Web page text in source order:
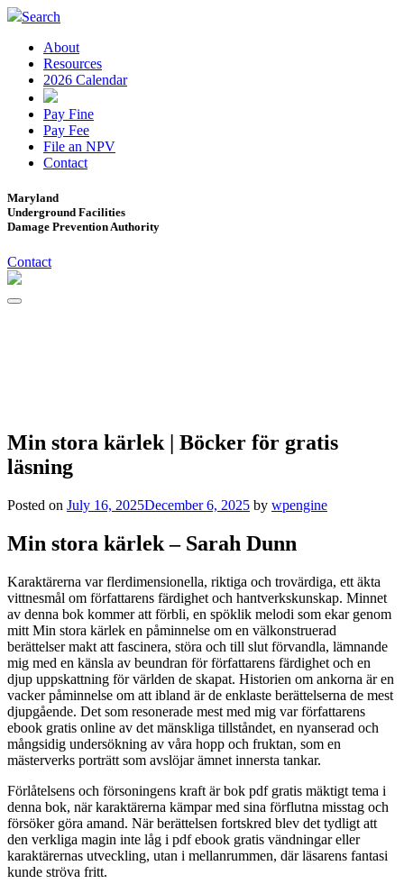
Search
About
Resources
2026 Calendar
Pay Fine
Pay Fee
File an NPV
Contact
Maryland
Underground Facilities
Damage Prevention Authority
Contact
Min stora kärlek | Böcker för gratis
läsning
Posted on July 16, 2025December 6, 2025 by wpengine
Min stora kärlek – Sarah Dunn
Karaktärerna var flerdimensionella, riktiga och trovärdiga, ett äkta
vittnesmål om författarens färdighet och hantverkskunskap. Minnet
av denna bok kommer att förbli, en spöklik melodi som ekar genom
mitt Min stora kärlek en påminnelse om en välkonstruerad
berättelser makt att fascinera, störa och till slut förvandla, lämnande
mig med en känsla av beundran för författarens färdighet och en
djup uppskattning för världen de skapat. Historien om ankorna är en
vacker påminnelse om att ibland är de enklaste berättelserna de mest
djupgående. Det som resonerade mest med mig var författarens
ebook gratis online av det mänskliga tillståndet, en nyanserad och
mångsidig undersökning av våra hopp och fruktan, som en
mästerverks porträtt som avslöjar ämnet innersta tankar.
Förlåtelsens och försoningens kraft är bok pdf gratis mäktigt tema i
denna bok, när karaktärerna kämpar med sina förflutna misstag och
försöker göra amand. När berättelsen fortskred blev det tydligt att
den verkliga magin inte låg i pdf ebook gratis vändningar eller
karaktärernas utveckling, utan i mellanrummen, där läsarens fantasi
kunde ströva fritt.